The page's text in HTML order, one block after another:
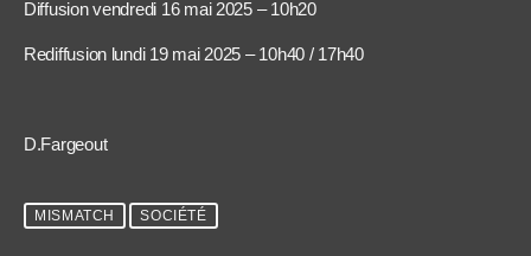
Diffusion vendredi 16 mai 2025 – 10h20
Rediffusion lundi 19 mai 2025 – 10h40 / 17h40
D.Fargeout
MISMATCH SOCIÉTÉ